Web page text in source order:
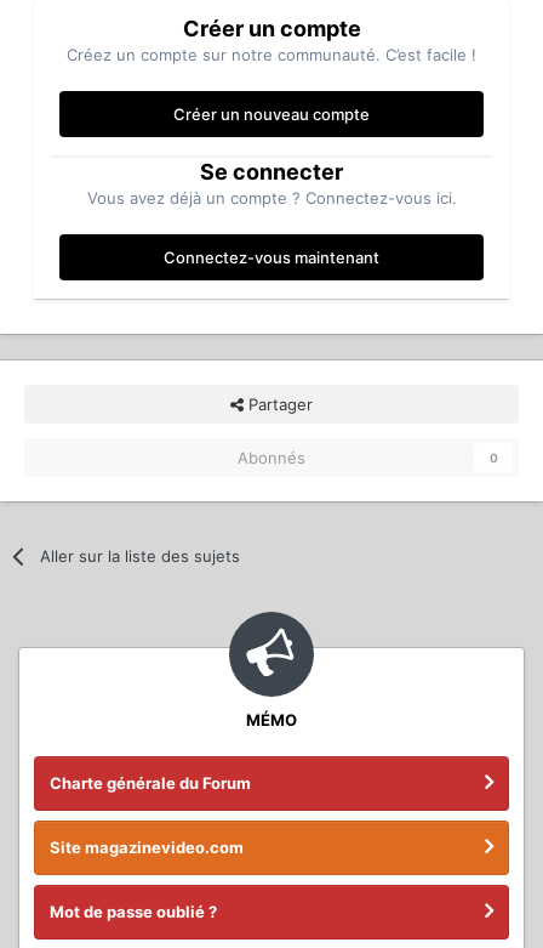
Créer un compte
Créez un compte sur notre communauté. C’est facile !
Créer un nouveau compte
Se connecter
Vous avez déjà un compte ? Connectez-vous ici.
Connectez-vous maintenant
Partager
Abonnés 0
Aller sur la liste des sujets
MÉMO
Charte générale du Forum
Site magazinevideo.com
Mot de passe oublié ?